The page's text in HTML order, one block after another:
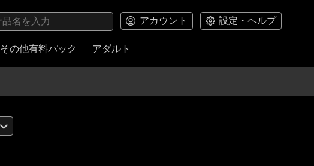
アカウント 設定・ヘルプ
その他有料パック アダルト